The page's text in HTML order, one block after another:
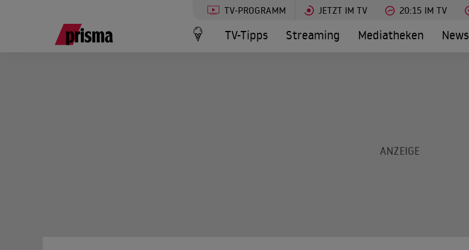
TV-PROGRAMM JETZT IM TV 20:15 IM TV
TV-Tipps Streaming Mediatheken News